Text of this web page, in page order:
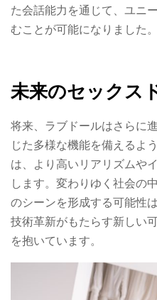
た会話能力を通じて、ユニ
むことが可能になりました。
未来のセックス
将来、ラブドールはさらに
じた多様な機能を備えるよ
は、より高いリアリズムや
します。変わりゆく社会の
のシーンを形成する可能性
技術革新がもたらす新しい
を抱いています。